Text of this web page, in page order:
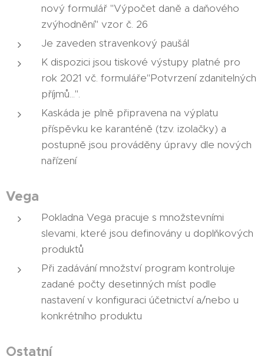
nový formulář "Výpočet daně a daňového
zvýhodnění" vzor č. 26
Je zaveden stravenkový paušál
K dispozici jsou tiskové výstupy platné pro
rok 2021 vč. formuláře"Potvrzení zdanitelných
příjmů...".
Kaskáda je plně připravena na výplatu
příspěvku ke karanténě (tzv. izolačky) a
postupně jsou prováděny úpravy dle nových
nařízení
Vega
Pokladna Vega pracuje s množstevními
slevami, které jsou definovány u doplňkových
produktů
Při zadávání množství program kontroluje
zadané počty desetinných míst podle
nastavení v konfiguraci účetnictví a/nebo u
konkrétního produktu
Ostatní